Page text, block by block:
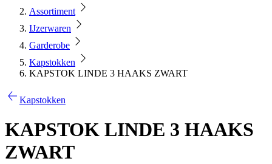
Assortiment
IJzerwaren
Garderobe
Kapstokken
KAPSTOK LINDE 3 HAAKS ZWART
Kapstokken
KAPSTOK LINDE 3 HAAKS
ZWART